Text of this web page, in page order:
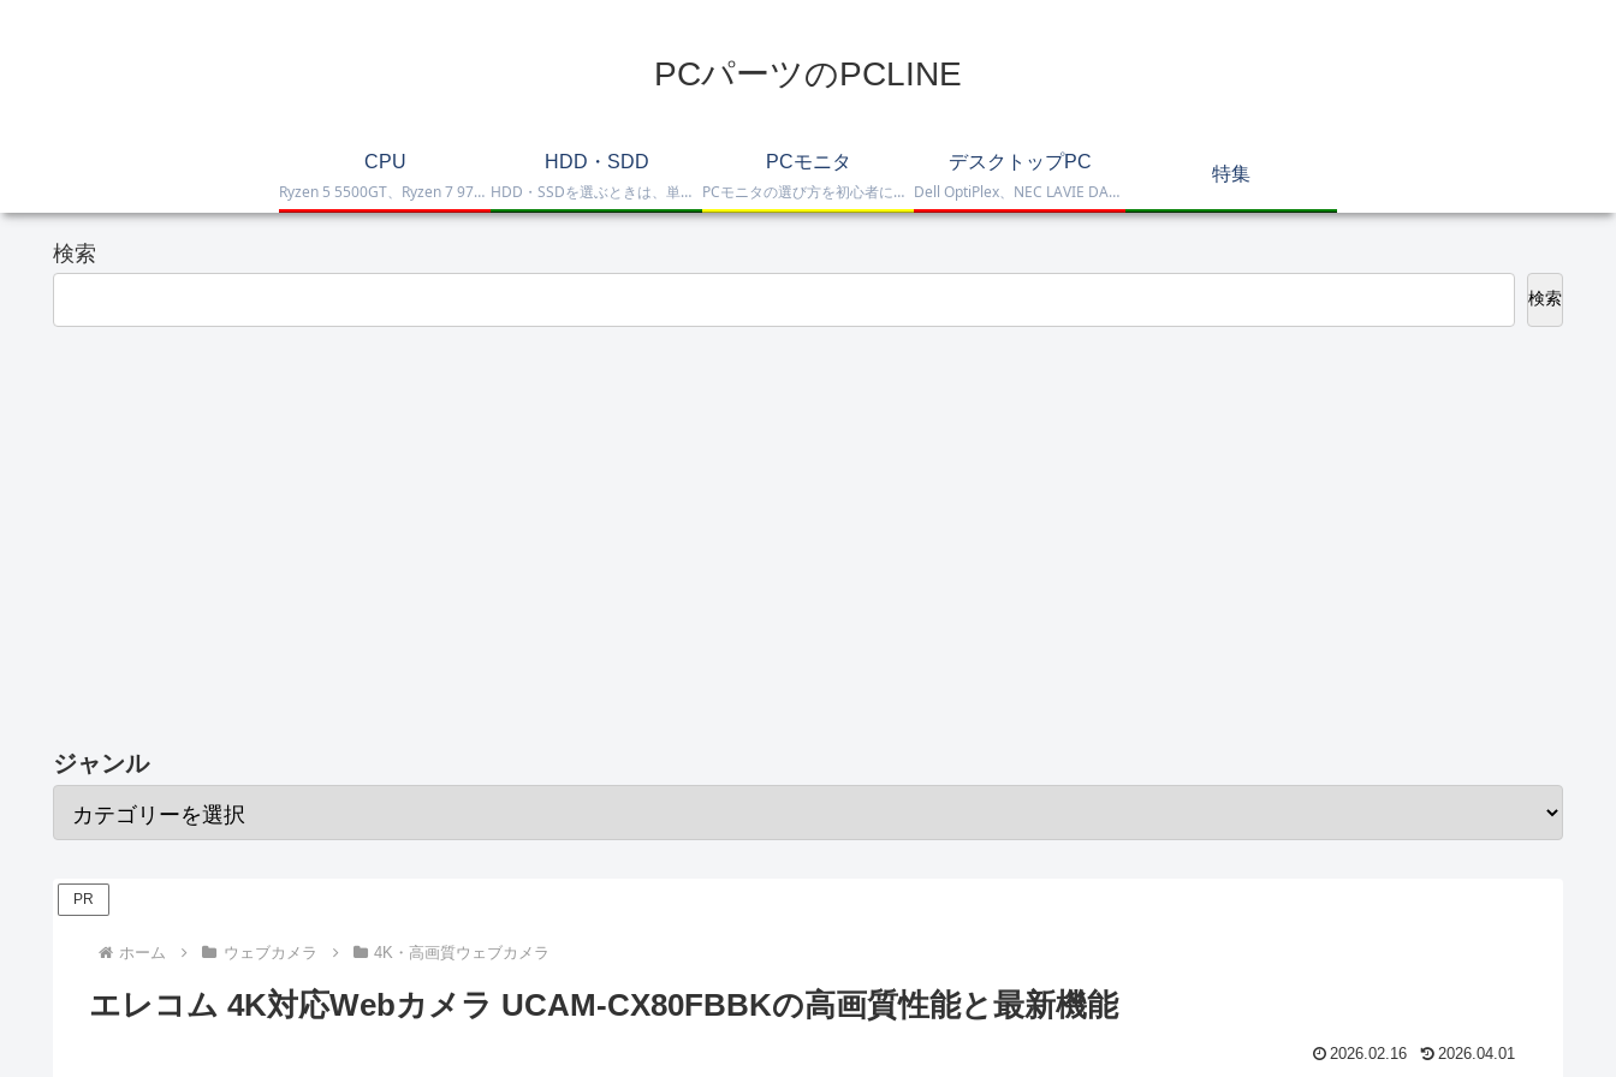
PCパーツのPCLINE
CPU
Ryzen 5 5500GT、Ryzen 7 9700X、Ryzen 7 9800X3D、Core Ultra 7 265K、Core i5-12400などを掲載したCPU一覧です。性能・価格・用途を比較しながら、自作PCやゲーミング向けの最適な1台を選べます。
HDD・SDD
HDD・SSDを選ぶときは、単に容量だけを見るのではなく、保存重視なのか、高速化したいのか、NAS運用なのか、外付けで使いたいのかまで整理して選ぶことが大切です。このカテゴリでは、HDDとSSDの基本的な違いを踏まえつつ、保存容量をしっかり確保したい方向けのHDD、高速起動や作業効率を重視したい方向けのSSD、さらにNAS向けHDDやNVMe SSD、SATA SSD、外付けストレージまで比較しや…
PCモニタ
PCモニタの選び方を初心者にも分かりやすく解説。ゲーミングモニタ、4K・高画質モニタ、モバイルモニタ、仕事・普段使い向けモニタまで、用途別に比較しやすくまとめています。
デスクトップPC
Dell OptiPlex、NEC LAVIE DA770、HP DT 24-cr2000、ASUS V470VAK、Dell 24 AIO EC24250などを掲載したデスクトップPC一覧です。一体型や整備済み品を比較しながら、用途に合うモデルを選べます。
特集
検索
検索
ジャンル
PR
ホーム ウェブカメラ 4K・高画質ウェブカメラ
エレコム 4K対応Webカメラ UCAM-CX80FBBKの高画質性能と最新機能
2026.02.16 2026.04.01